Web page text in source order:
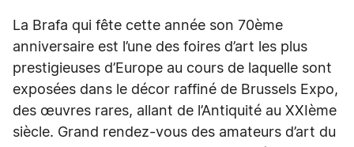
La Brafa qui fête cette année son 70ème
anniversaire est l’une des foires d’art les plus
prestigieuses d’Europe au cours de laquelle sont
exposées dans le décor raffiné de Brussels Expo,
des œuvres rares, allant de l’Antiquité au XXIème
siècle. Grand rendez-vous des amateurs d’art du